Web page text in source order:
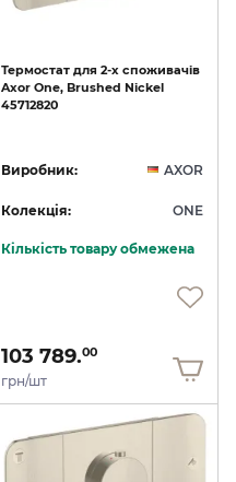
Термостат для 2-х споживачів
Axor One, Brushed Nickel
45712820
Виробник: AXOR
Колекція: ONE
Кількість товару обмежена
103 789.00
грн/шт